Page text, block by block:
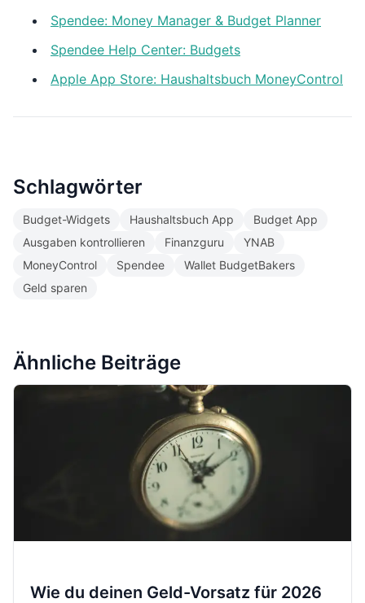
Spendee: Money Manager & Budget Planner
Spendee Help Center: Budgets
Apple App Store: Haushaltsbuch MoneyControl
Schlagwörter
Budget-Widgets Haushaltsbuch App
Budget App
Ausgaben kontrollieren
Finanzguru
YNAB
MoneyControl
Spendee
Wallet BudgetBakers
Geld sparen
Ähnliche Beiträge
Wie du deinen Geld-Vorsatz für 2026